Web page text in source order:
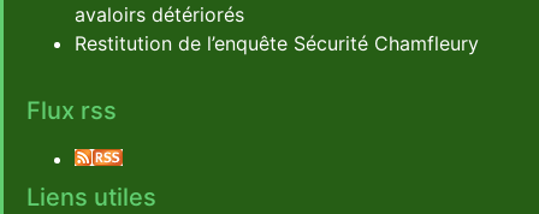
avaloirs détériorés
Restitution de l’enquête Sécurité Chamfleury
Flux rss
Liens utiles